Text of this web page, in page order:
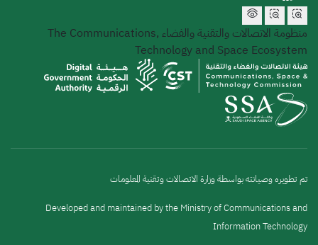
منظومة الاتصالات والتقنية والفضاء The Communications,
Technology and Space Ecosystem
تم تطويره وصيانته بواسطة وزارة الاتصالات وتقنية المعلومات
Developed and maintained by the Ministry of Communications and
Information Technology